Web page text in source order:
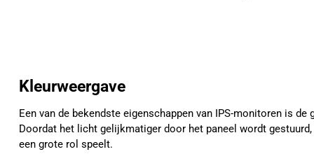
Kleurweergave
Een van de bekendste eigenschappen van IPS-monitoren is de
Doordat het licht gelijkmatiger door het paneel wordt
een grote rol speelt.